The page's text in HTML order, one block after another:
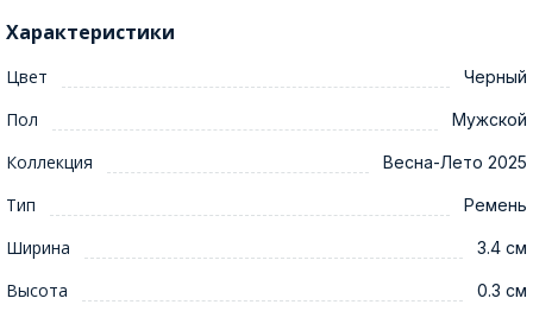
Характеристики
Цвет Черный
Пол Мужской
Коллекция Весна-Лето 2025
Тип Ремень
Ширина 3.4 см
Высота 0.3 см